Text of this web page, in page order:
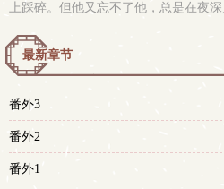
上踩碎。但他又忘不了他，总是在夜深
最新章节
番外3
番外2
番外1